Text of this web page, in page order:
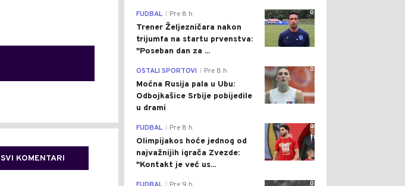
SVI KOMENTARI
0
FUDBAL Pre 8 h
Trener Željezničara nakon
trijumfa na startu prvenstva:
"Poseban dan za ...
0
OSTALI SPORTOVI Pre 8 h
Moćna Rusija pala u Ubu:
Odbojkašice Srbije pobijedile
u drami
0
FUDBAL Pre 8 h
Olimpijakos hoće jednog od
najvažnijih igrača Zvezde:
"Kontakt je već us...
0